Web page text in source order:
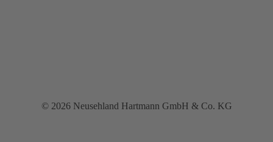
© 2026 Neusehland Hartmann GmbH & Co. KG